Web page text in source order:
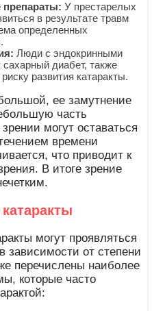
препараты:У престарелых
в результате травм
определенных
Люди с эндокринными
диабет, также
развития катаракты.
ее замутнение
часть
могут оставаться
времени
что приводит к
В итоге зрение
могут проявляться
зависимости от степени
перечислены наиболее
которые часто